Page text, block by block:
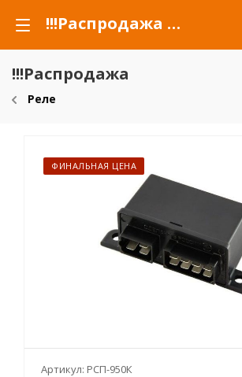
!!!Распродажа для автомобилей российских марок и сельхозтехники
!!!Распродажа
Реле
ФИНАЛЬНАЯ ЦЕНА
Артикул: РСП-950К